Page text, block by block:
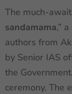
The much-
sandamama,”
authors from
by Senior IAS
the
ceremony. The